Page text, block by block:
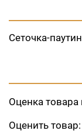
Сеточка-
Оценка товара
Оценить товар: